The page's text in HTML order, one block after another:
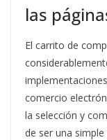
las
El carrito de
comercio
la selección y
de ser una